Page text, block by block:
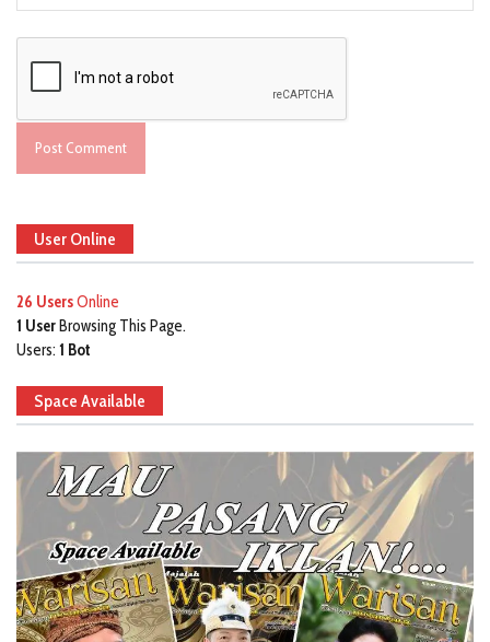
User Online
26 UsersOnline
1 UserBrowsing This Page.
Users: 1 Bot
Space Available